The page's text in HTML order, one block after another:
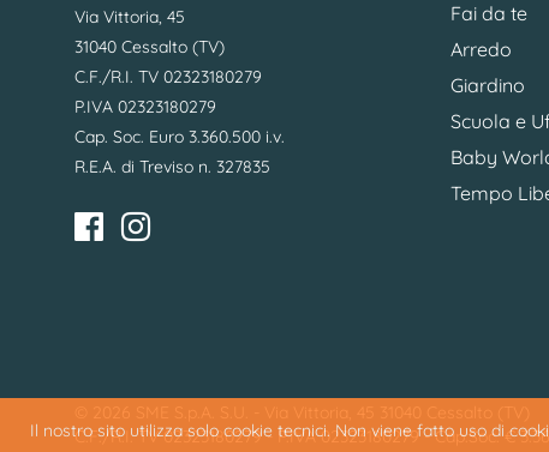
Il nostro sito utilizza solo cookie tecnici. Non viene fatto uso di
Via Vittoria, 45
31040 Cessalto (TV)
C.F./R.I. TV 02323180279
P.IVA 02323180279
Cap. Soc. Euro 3.360.500 i.v.
R.E.A. di Treviso n. 327835
Fai da te
Arredo
Giardino
Scuola e
Baby
Tempo
C.F./R.I. TV 02323180279 - P.IVA 02323180279 - Cap.Soc. €